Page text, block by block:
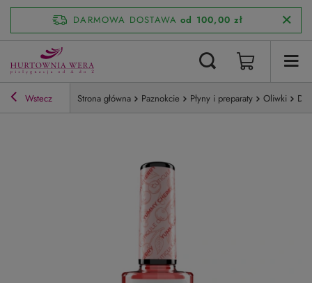
DARMOWA DOSTAWA od 100,00 zł
Wstecz Strona główna Paznokcie Płyny i preparaty Oliwki